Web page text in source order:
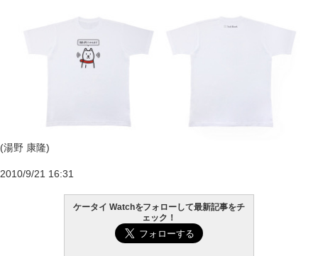
(湯野 康隆)
2010/9/21 16:31
ケータイ Watchをフォローして最新記事をチ
ェック！